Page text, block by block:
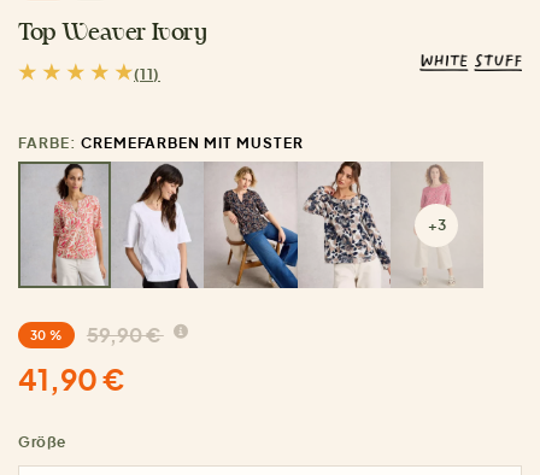
Top Weaver Ivory
(11)
FARBE: CREMEFARBEN MIT MUSTER
+3
30 % 59,90 €
41,90 €
Größe